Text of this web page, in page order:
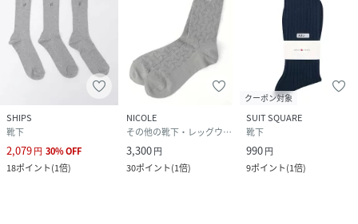
SHIPS
靴下
2,079円 30%OFF
18ポイント(1倍)
NICOLE
その他の靴下・レッグウェア
3,300円
30ポイント(1倍)
クーポン対象
SUIT SQUARE
靴下
990円
9ポイント(1倍)